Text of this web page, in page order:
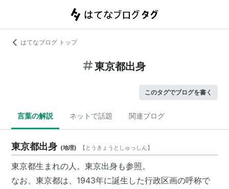
はてなブログ トップ
東京都出身
このタグでブログを書く
言葉の解説 ネットで話題 関連ブログ
東京都出身 (地理) 【 とうきょうとしゅっしん】
東京都生まれの人。東京出身 も参照。
なお、東京都は、 1943年に誕生した行政区画の呼称で